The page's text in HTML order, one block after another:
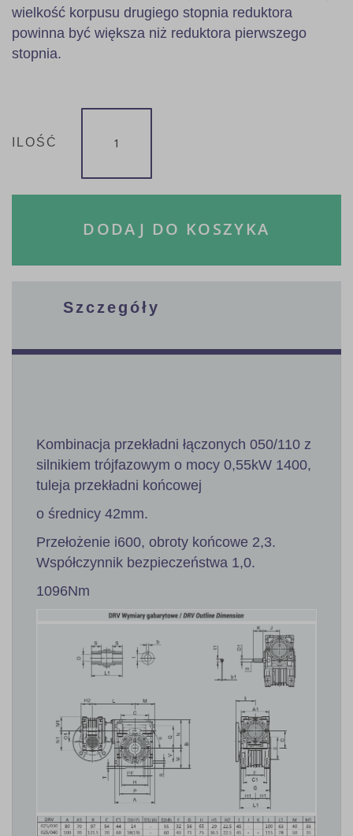
wielkość korpusu drugiego stopnia reduktora
powinna być większa niż reduktora pierwszego
stopnia.
ILOŚĆ
DODAJ DO KOSZYKA
Szczegóły
Kombinacja przekładni łączonych 050/110 z
silnikiem trójfazowym o mocy 0,55kW 1400,
tuleja przekładni końcowej
o średnicy 42mm.
Przełożenie i600, obroty końcowe 2,3.
Współczynnik bezpieczeństwa 1,0.
1096Nm